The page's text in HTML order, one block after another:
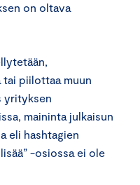
on oltava
piilottaa muun
yrityksen
maininta julkaisun
eli hashtagien
-osiossa ei ole